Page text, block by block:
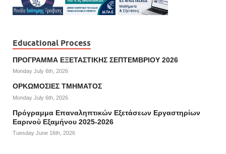
Educational Process
ΠΡΟΓΡΑΜΜΑ ΕΞΕΤΑΣΤΙΚΗΣ ΣΕΠΤΕΜΒΡΙΟΥ 2026
Monday July 6th, 2026
ΟΡΚΩΜΟΣΙΕΣ ΤΜΗΜΑΤΟΣ
Monday July 6th, 2026
Πρόγραμμα Επαναληπτικών Εξετάσεων Εργαστηρίων
Εαρινού Εξαμήνου 2025-2026
Tuesday June 16th, 2026